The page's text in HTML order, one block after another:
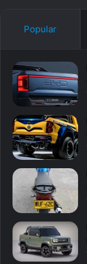
Popular